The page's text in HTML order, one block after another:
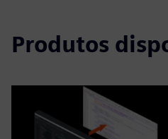
Produtos